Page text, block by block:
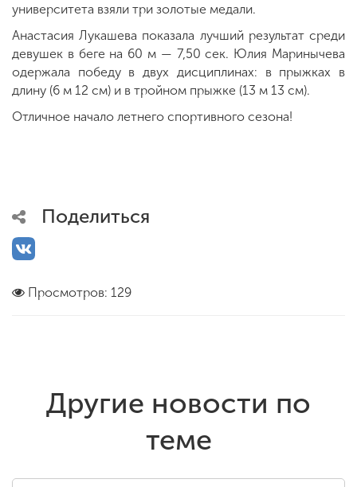
университета взяли три золотые медали.
Анастасия Лукашева показала лучший результат среди
девушек в беге на 60 м — 7,50 сек. Юлия Маринычева
одержала победу в двух дисциплинах: в прыжках в
длину (6 м 12 см) и в тройном прыжке (13 м 13 см).
Отличное начало летнего спортивного сезона!
Поделиться
Просмотров: 129
Другие новости по
теме